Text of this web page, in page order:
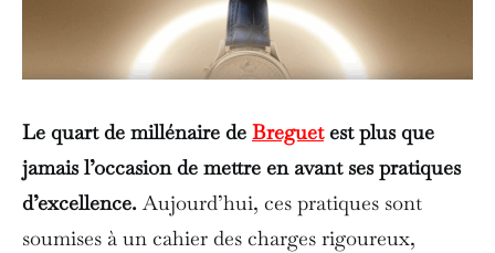
Le quart de millénaire de Breguetest plus que
jamais l’occasion de mettre en avant ses pratiques
d’excellence.Aujourd’hui, ces pratiques sont
soumises à un cahier des charges rigoureux,